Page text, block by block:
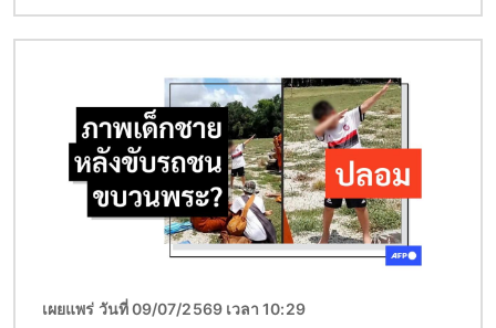
เผยแพร่ วันที่ 09/07/2569 เวลา 10:29